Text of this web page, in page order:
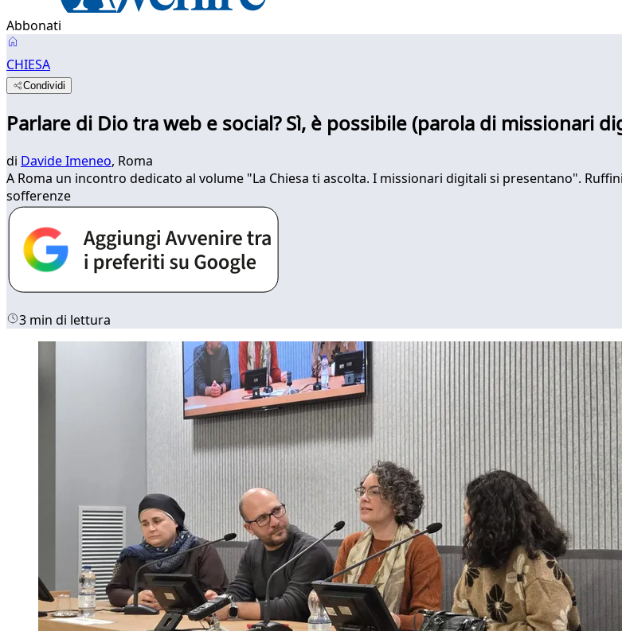
Abbonati
CHIESA
Condividi
Parlare di Dio tra web e social? Sì, è possibile (parola di missionari
di Davide Imeneo, Roma
A Roma un incontro dedicato al volume "La Chiesa ti ascolta. I missionari digitali si presentano".
sofferenze
3 min di lettura